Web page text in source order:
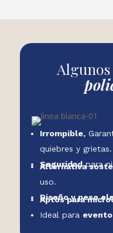
Irrompible,
quiebres y grietas.
Seguridadpara
Alternativa
uso.
Diseño y peso
Aptos para
Ideal para